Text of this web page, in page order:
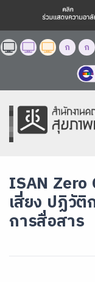
ก ก
ISAN Zero
เสี่ยง ปฏิวั
การสื่อสาร